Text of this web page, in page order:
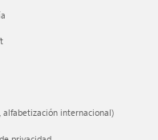
alfabetización internacional)